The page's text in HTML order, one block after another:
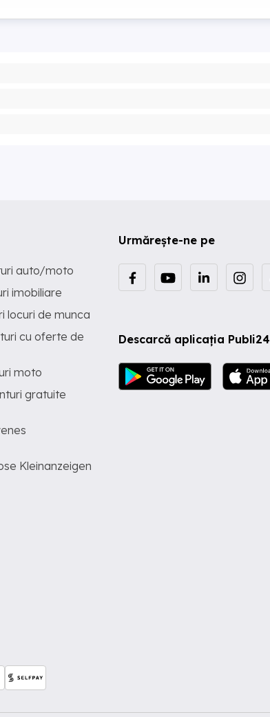
Urmărește-ne pe
Descarcă aplicația Publi24
auto/moto
imobiliare
locuri de munca
cu oferte de
moto
gratuite
Kleinanzeigen